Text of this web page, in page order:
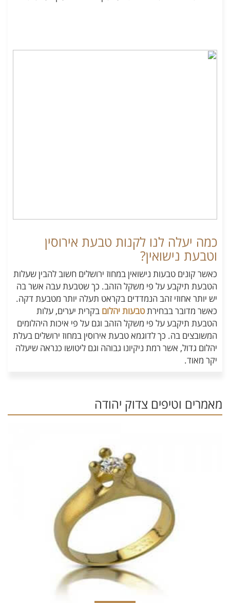
כמה יעלה לנו לקנות טבעת אירוסין
וטבעת נישואין?
כאשר קונים טבעות נישואין במחוז ירושלים חשוב להבין שעלות
הטבעת תיקבע על פי משקל הזהב. כך שטבעת עבה אשר בה
יש יותר אחוזי זהב הנמדדים בקראט תעלה יותר מטבעת דקה.
כאשר מדובר בבחירתטבעות יהלום בקרית יערים, עלות
הטבעת תיקבע על פי משקל הזהב וגם על פי איכות היהלומים
המשובצים בה. כך לדוגמא טבעת אירוסין במחוז ירושלים בעלת
יהלום גדול, אשר רמת ניקיונו גבוהה וגם ליטושו כנראה שיעלה
יקר מאוד.
מאמרים וטיפים צדוק יהודה